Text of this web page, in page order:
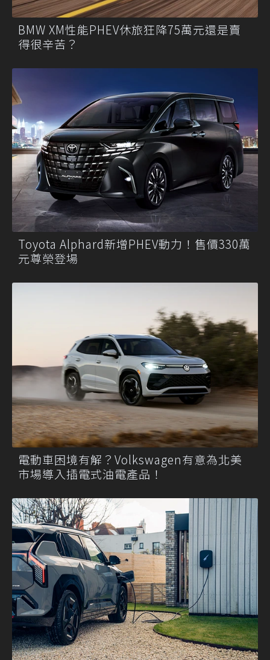
BMW XM性能PHEV休旅狂降75萬元還是賣
得很辛苦？
Toyota Alphard新增PHEV動力！售價330萬
元尊榮登場
電動車困境有解？Volkswagen有意為北美
市場導入插電式油電產品！